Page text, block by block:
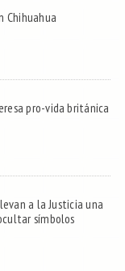
Chihuahua
pro-vida británica
a la Justicia una
símbolos